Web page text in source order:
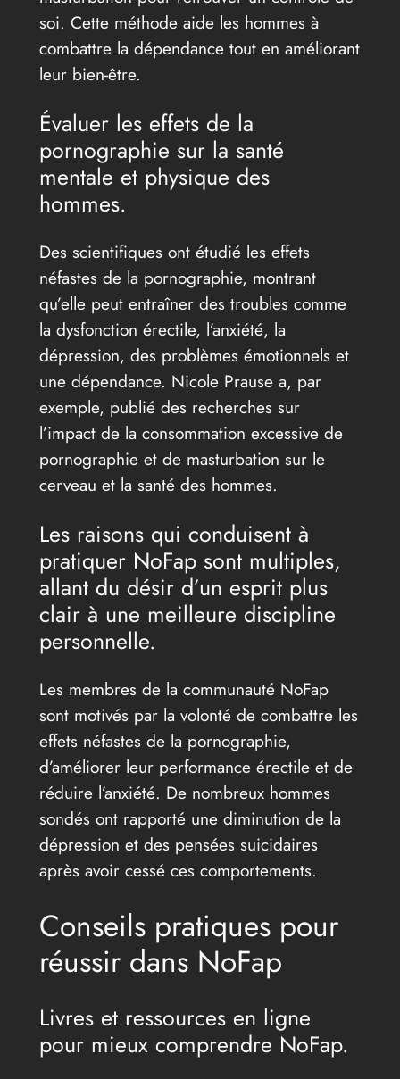
soi. Cette méthode aide les hommes à
combattre la dépendance tout en améliorant
leur bien-être.
Évaluer les effets de la
pornographie sur la santé
mentale et physique des
hommes.
Des scientifiques ont étudié les effets
néfastes de la pornographie, montrant
qu’elle peut entraîner des troubles comme
la dysfonction érectile, l’anxiété, la
dépression, des problèmes émotionnels et
une dépendance. Nicole Prause a, par
exemple, publié des recherches sur
l’impact de la consommation excessive de
pornographie et de masturbation sur le
cerveau et la santé des hommes.
Les raisons qui conduisent à
pratiquer NoFap sont multiples,
allant du désir d’un esprit plus
clair à une meilleure discipline
personnelle.
Les membres de la communauté NoFap
sont motivés par la volonté de combattre les
effets néfastes de la pornographie,
d’améliorer leur performance érectile et de
réduire l’anxiété. De nombreux hommes
sondés ont rapporté une diminution de la
dépression et des pensées suicidaires
après avoir cessé ces comportements.
Conseils pratiques pour
réussir dans NoFap
Livres et ressources en ligne
pour mieux comprendre NoFap.